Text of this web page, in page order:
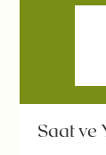
Saat ve